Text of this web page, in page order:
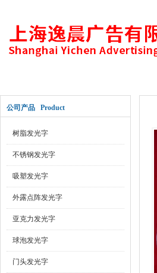
公司产品 Product
树脂发光字
不锈钢发光字
吸塑发光字
外露点阵发光字
亚克力发光字
球泡发光字
门头发光字